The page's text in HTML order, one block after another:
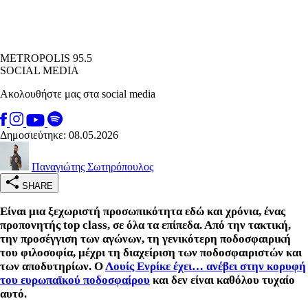
METROPOLIS 95.5
SOCIAL MEDIA
Ακολουθήστε μας στα social media
Δημοσιεύτηκε: 08.05.2026
Παναγιώτης Σωτηρόπουλος
SHARE
Είναι μια ξεχωριστή προσωπικότητα εδώ και χρόνια, ένας
προπονητής top class, σε όλα τα επίπεδα. Από την τακτική,
την προσέγγιση των αγώνων, τη γενικότερη ποδοσφαιρική
του φιλοσοφία, μέχρι τη διαχείριση των ποδοσφαιριστών και
των αποδυτηρίων. ΟΛουίς Ενρίκε έχει… ανέβει στην κορυφή
του ευρωπαϊκού ποδοσφαίρου και δεν είναι καθόλου τυχαίο
αυτό.